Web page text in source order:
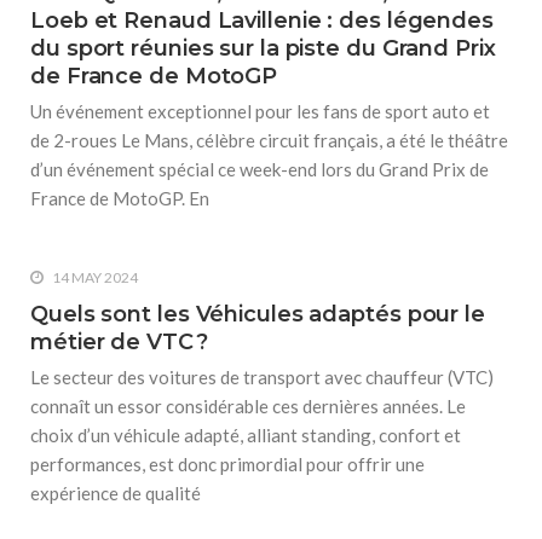
Loeb et Renaud Lavillenie : des légendes
du sport réunies sur la piste du Grand Prix
de France de MotoGP
Un événement exceptionnel pour les fans de sport auto et
de 2-roues Le Mans, célèbre circuit français, a été le théâtre
d’un événement spécial ce week-end lors du Grand Prix de
France de MotoGP. En
14 MAY 2024
Quels sont les Véhicules adaptés pour le
métier de VTC ?
Le secteur des voitures de transport avec chauffeur (VTC)
connaît un essor considérable ces dernières années. Le
choix d’un véhicule adapté, alliant standing, confort et
performances, est donc primordial pour offrir une
expérience de qualité